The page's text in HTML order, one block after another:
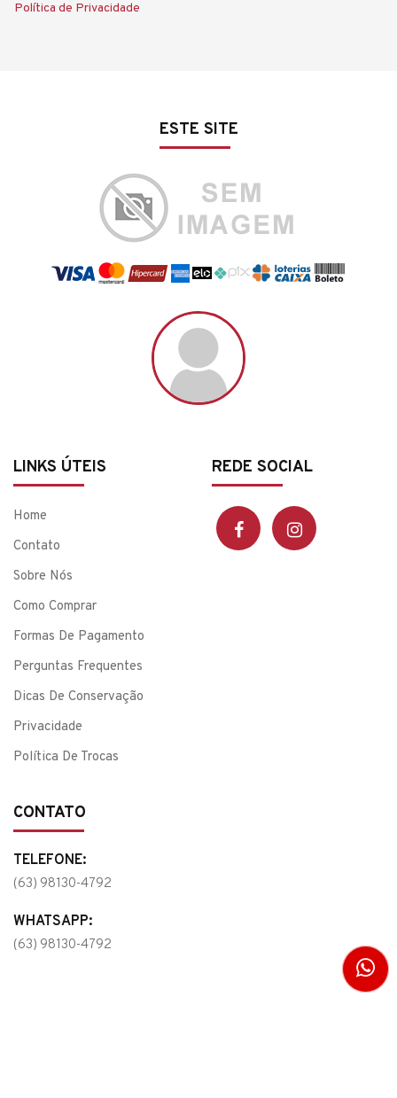
Política de Privacidade
ESTE SITE
LINKS ÚTEIS
Home
Contato
Sobre Nós
Como Comprar
Formas De Pagamento
Perguntas Frequentes
Dicas De Conservação
Privacidade
Política De Trocas
REDE SOCIAL
CONTATO
TELEFONE:
(63) 98130-4792
WHATSAPP:
(63) 98130-4792